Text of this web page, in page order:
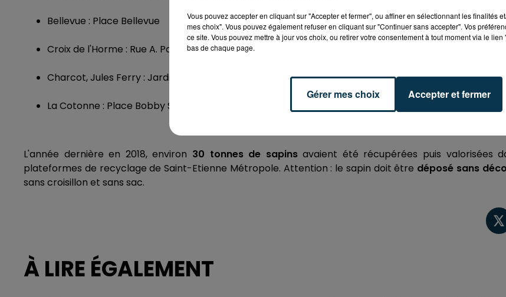
Bellevue : Place Bellevue
Croix de l'Horme : Rue A. Paré
Charcot, Jules Ferry : Jardin Jules Ferry, Rue Pourcel
La Cotonne : Place Bobby Sands, square Granotier
L'année dernière en 2018, environ 30 tonnes de sapinsavaient été récupérées puis valorisées
plateformes de recyclage de Saint-Etienne Métropole. Attention : le sapin doit être déposé sans
sans croisillon et sans sac.
À LIRE ÉGALEMENT
Vous pouvez accepter en cliquant sur "Accepter et fermer", ou affiner en sélectionnant les finalités
mes choix". Vous pouvez également refuser en cliquant sur "Continuer sans accepter". Vos
ce site. Vous pouvez mettre à jour vos choix, ou retirer votre consentement à tout moment via le
bas de chaque page.
Gérer mes choix Accepter et fermer